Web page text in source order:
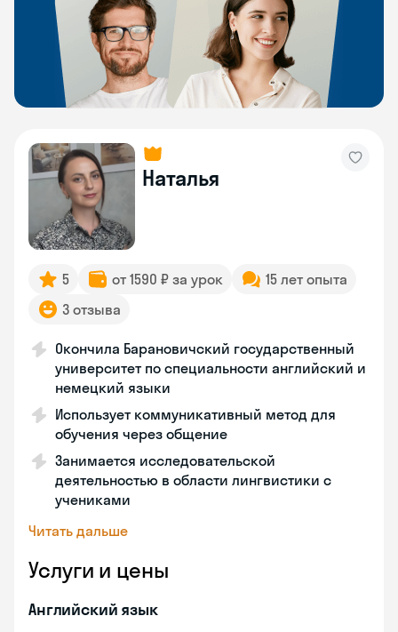
Наталья
5 от 1590 ₽ за урок
15 лет опыта
3 отзыва
Окончила Барановичский государственный
университет по специальности английский и
немецкий языки
Использует коммуникативный метод для
обучения через общение
Занимается исследовательской
деятельностью в области лингвистики с
учениками
Читать дальше
Услуги и цены
Английский язык